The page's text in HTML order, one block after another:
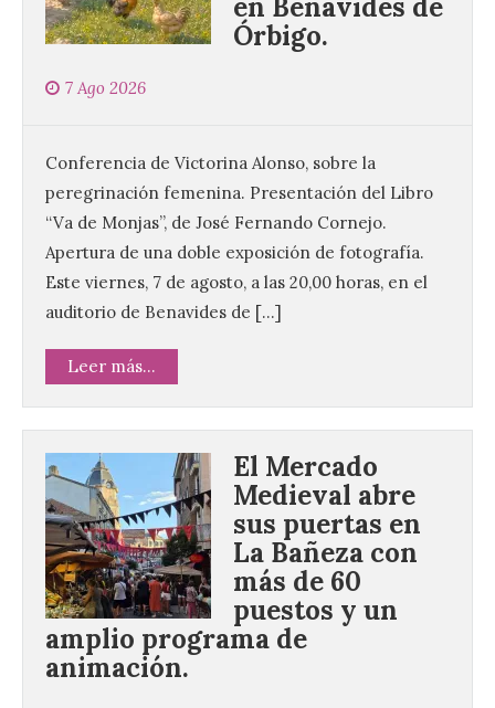
en Benavides de
Órbigo.
7 Ago 2026
Conferencia de Victorina Alonso, sobre la
peregrinación femenina. Presentación del Libro
“Va de Monjas”, de José Fernando Cornejo.
Apertura de una doble exposición de fotografía.
Este viernes, 7 de agosto, a las 20,00 horas, en el
auditorio de Benavides de […]
Leer más...
El Mercado
Medieval abre
sus puertas en
La Bañeza con
más de 60
puestos y un
amplio programa de
animación.